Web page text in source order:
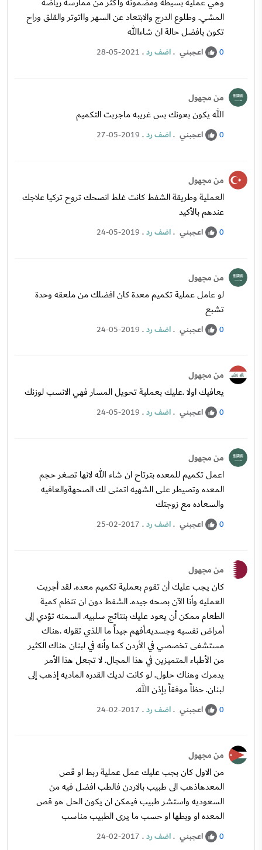
المشي. وطلوع الدرج والابتعاد عن السهر وااتوتر والقلق وراح
تكون بافضل حالة ان شاءالله
0 اعجبني .اضف رد.
28-05-2021
من مجهول
الله يكون بعونك بس غريبه ماجربت التكميم
0 اعجبني .اضف رد.
27-05-2019
من مجهول
العملية وطريقة الشفط كانت غلط انصحك تروح تركيا علاجك
عندهم بالأكيد
0 اعجبني .اضف رد.
24-05-2019
من مجهول
لو عامل عملية تكميم معدة كان افضلك من ملعقه وحدة
تشبع
0 اعجبني .اضف رد.
24-05-2019
من مجهول
يعافيك اولا .عليك بعملية تحويل المسار فهي الانسب لوزنك
0 اعجبني .اضف رد.
24-05-2019
من مجهول
اعمل تكميم للمعده بترتاح ان شاء الله لانها تصغر حجم
المعده وتصيطر على الشهيه اتمنى لك الصحهةوالعافيه
والسعاده مع زوجتك
0 اعجبني .اضف رد.
25-02-2017
من مجهول
كان يجب عليك أن تقوم بعملية تكميم معده. لقد أجريت
العمليه وأنا الآن بصحه جيده. الشفط دون ان تنظم كمية
الطعام ممكن أن يعود عليك بنتائج سلبيه. السمنه تؤدي إلى
أمراض نفسيه وجسديه.أفهم جيداً ما اللذي تقوله .هناك
مستشفى تخصصي في الأردن كما وأنه في لبنان هناك الكثير
من الأطباء المتميزين في هذا المجال. لا تجعل هذا الأمر
يدمرك وهناك حلول. لو كانت لديك القدره الماديه إذهب إلى
لبنان. حظاً موفقاً بإذن الله.
0 اعجبني .اضف رد.
24-02-2017
من مجهول
من الاول كان بجب عليك عمل عملية ربط او قص
المعدهاذهب الى طبيب بالاردن فالطب افضل فيه من
السعوديه واستشر طبيب فيمكن ان يكون الحل هو قص
المعده او وبطها او حسب ما يرى الطبيب مناسب
0 اعجبني .اضف رد.
24-02-2017